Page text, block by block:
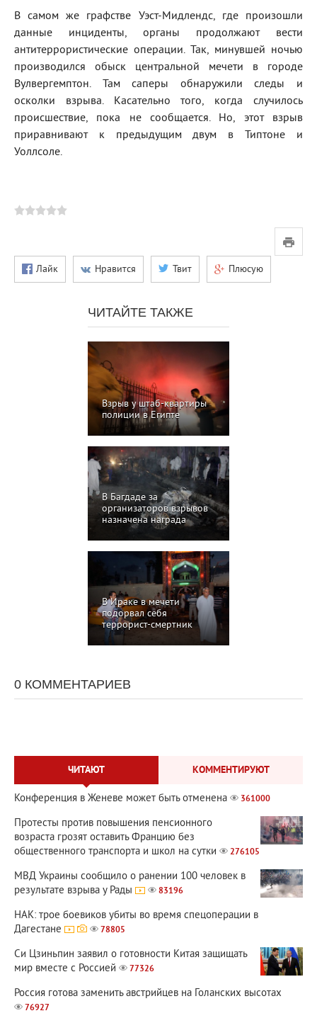
В самом же графстве Уэст-Мидлендс, где произошли
данные инциденты, органы продолжают вести
антитеррористические операции. Так, минувшей ночью
производился обыск центральной мечети в городе
Вулвергемптон. Там саперы обнаружили следы и
осколки взрыва. Касательно того, когда случилось
происшествие, пока не сообщается. Но, этот взрыв
приравнивают к предыдущим двум в Типтоне и
Уоллсоле.
Лайк Нравится Твит Плюсую
ЧИТАЙТЕ ТАКЖЕ
Взрыв у штаб-квартиры
полиции в Египте
В Багдаде за
организаторов взрывов
назначена награда
В Ираке в мечети
подорвал себя
террорист-смертник
0 КОММЕНТАРИЕВ
ЧИТАЮТ КОММЕНТИРУЮТ
Конференция в Женеве может быть отменена 361000
Протесты против повышения пенсионного
возраста грозят оставить Францию без
общественного транспорта и школ на сутки
276105
МВД Украины сообщило о ранении 100 человек в
результате взрыва у Рады
83196
НАК: трое боевиков убиты во время спецоперации в
Дагестане
78805
Си Цзиньпин заявил о готовности Китая защищать
мир вместе с Россией
77326
Россия готова заменить австрийцев на Голанских высотах
76927